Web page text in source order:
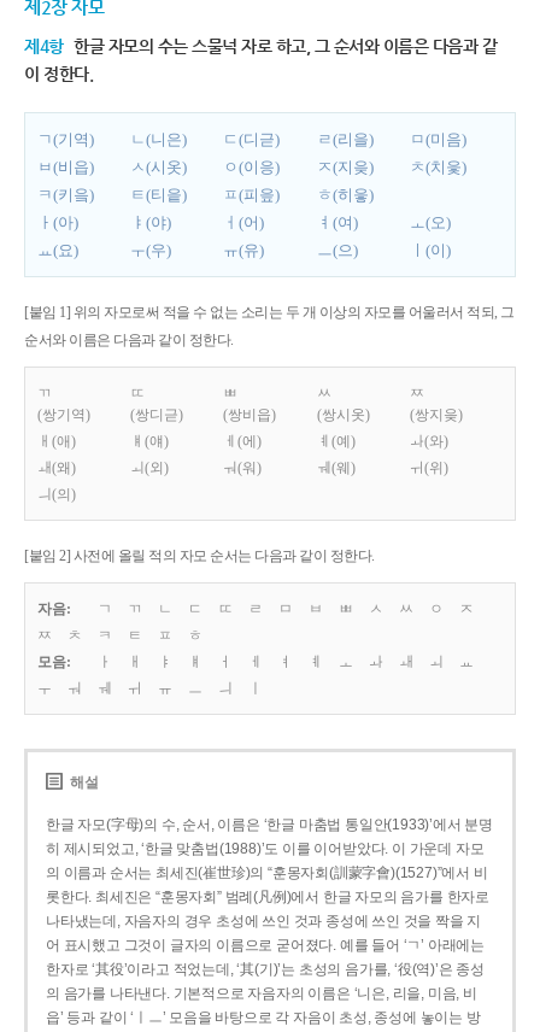
제2장 자모
제4항 한글 자모의 수는 스물넉 자로 하고, 그 순서와 이름은 다음과 같
이 정한다.
ㄱ(기역) ㄴ(니은) ㄷ(디귿) ㄹ(리을)
ㅁ(미음)
ㅂ(비읍)
ㅅ(시옷) ㅇ(이응) ㅈ(지읒)
ㅊ(치읓)
ㅋ(키읔)
ㅌ(티읕) ㅍ(피읖)
ㅎ(히읗)
ㅏ(아)
ㅑ(야) ㅓ(어) ㅕ(여)
ㅗ(오)
ㅛ(요)
ㅜ(우) ㅠ(유) ㅡ(으) ㅣ(이)
[붙임 1] 위의 자모로써 적을 수 없는 소리는 두 개 이상의 자모를 어울러서 적되, 그
순서와 이름은 다음과 같이 정한다.
ㄲ
(쌍기역)
ㄸ
(쌍디귿)
ㅃ
(쌍비읍)
ㅆ
(쌍시옷)
ㅉ
(쌍지읒)
ㅐ(애)
ㅒ(얘) ㅔ(에) ㅖ(예)
ㅘ(와)
ㅙ(왜)
ㅚ(외) ㅝ(워) ㅞ(웨)
ㅟ(위)
ㅢ(의)
[붙임 2] 사전에 올릴 적의 자모 순서는 다음과 같이 정한다.
자음: ㄱ ㄲ ㄴ ㄷ ㄸ ㄹ ㅁ ㅂ ㅃ ㅅ ㅆ ㅇ
ㅈ
ㅉ
ㅊ ㅋ ㅌ ㅍ
ㅎ
모음:
ㅏ ㅐ ㅑ ㅒ ㅓ ㅔ ㅕ ㅖ ㅗ ㅘ ㅙ ㅚ
ㅛ
ㅜ
ㅝ ㅞ ㅟ ㅠ ㅡ ㅢ
해설
한글 자모(字母)의 수, 순서, 이름은 ‘한글 마춤법 통일안(1933)’에서 분명
히 제시되었고, ‘한글 맞춤법(1988)’도 이를 이어받았다. 이 가운데 자모
의 이름과 순서는 최세진(崔世珍)의 “훈몽자회(訓蒙字會)(1527)”에서 비
롯한다. 최세진은 “훈몽자회” 범례(凡例)에서 한글 자모의 음가를 한자로
나타냈는데, 자음자의 경우 초성에 쓰인 것과 종성에 쓰인 것을 짝을 지
어 표시했고 그것이 글자의 이름으로 굳어졌다. 예를 들어 ‘ㄱ’ 아래에는
한자로 ‘其役’이라고 적었는데, ‘其(기)’는 초성의 음가를, ‘役(역)’은 종성
의 음가를 나타낸다. 기본적으로 자음자의 이름은 ‘니은, 리을, 미음, 비
읍’ 등과 같이 ‘ㅣㅡ’ 모음을 바탕으로 각 자음이 초성, 종성에 놓이는 방